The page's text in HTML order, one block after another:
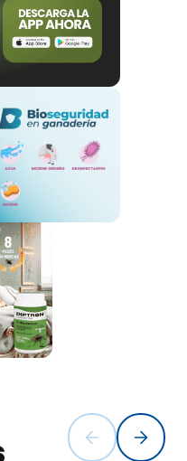
en el mercado de la